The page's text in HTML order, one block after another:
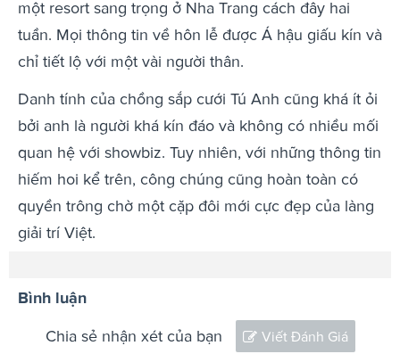
một resort sang trọng ở Nha Trang cách đây hai
tuần. Mọi thông tin về hôn lễ được Á hậu giấu kín và
chỉ tiết lộ với một vài người thân.
Danh tính của chồng sắp cưới Tú Anh cũng khá ít ỏi
bởi anh là người khá kín đáo và không có nhiều mối
quan hệ với showbiz. Tuy nhiên, với những thông tin
hiếm hoi kể trên, công chúng cũng hoàn toàn có
quyền trông chờ một cặp đôi mới cực đẹp của làng
giải trí Việt.
Bình luận
Chia sẻ nhận xét của bạn Viết Đánh Giá